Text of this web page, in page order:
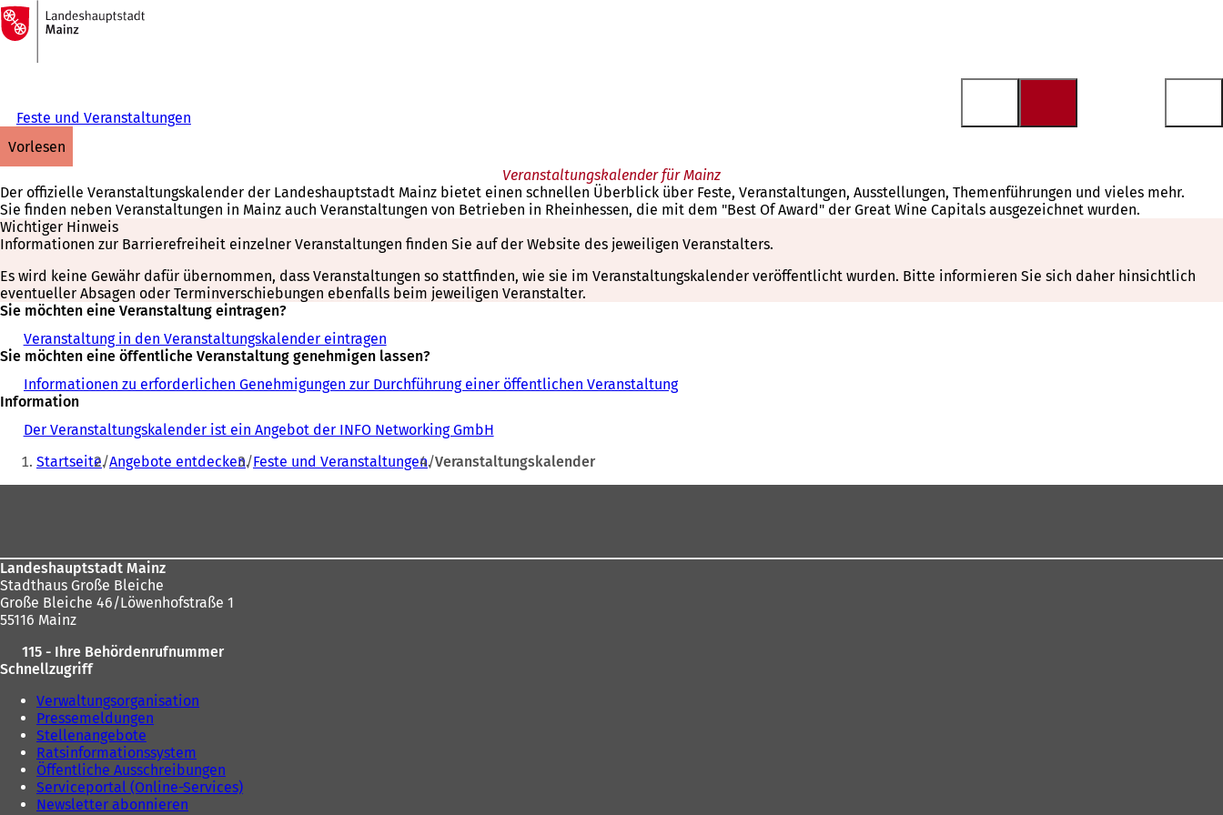
Inhalt anspringen
Zur
Startseite
Feste und Veranstaltungen
vorlesen
Veranstaltungskalender für Mainz
Der offizielle Veranstaltungskalender der Landeshauptstadt Mainz bietet einen schnellen Überblick über Feste, Veranstaltungen, Ausstellungen, Themenführungen und vieles mehr.
Sie finden neben Veranstaltungen in Mainz auch Veranstaltungen von Betrieben in Rheinhessen, die mit dem "Best Of Award" der Great Wine Capitals ausgezeichnet wurden.
Wichtiger Hinweis
Informationen zur Barrierefreiheit einzelner Veranstaltungen finden Sie auf der Website des jeweiligen Veranstalters.
Es wird keine Gewähr dafür übernommen, dass Veranstaltungen so stattfinden, wie sie im Veranstaltungskalender veröffentlicht wurden. Bitte informieren Sie sich daher hinsichtlich
eventueller Absagen oder Terminverschiebungen ebenfalls beim jeweiligen Veranstalter.
Sie möchten eine Veranstaltung eintragen?
Veranstaltung in den Veranstaltungskalender eintragen
Sie möchten eine öffentliche Veranstaltung genehmigen lassen?
Informationen zu erforderlichen Genehmigungen zur Durchführung einer öffentlichen Veranstaltung
Information
Der Veranstaltungskalender ist ein Angebot der INFO Networking GmbH
Sie
befinden
Startseite Angebote entdecken Feste und Veranstaltungen Veranstaltungskalender
Landeshauptstadt Mainz
Stadthaus Große Bleiche
Große Bleiche 46/Löwenhofstraße 1
55116 Mainz
115 - Ihre Behördenrufnummer
Schnellzugriff
Verwaltungsorganisation
Pressemeldungen
Stellenangebote
Ratsinformationssystem
Öffentliche Ausschreibungen
Serviceportal (Online-Services)
Newsletter abonnieren